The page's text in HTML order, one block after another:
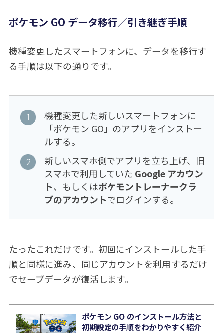
ポケモン GO データ移行／引き継ぎ手順
機種変更したスマートフォンに、データを移行す
る手順は以下の通りです。
機種変更した新しいスマートフォンに
「ポケモン GO」のアプリをインストー
ルする。
新しいスマホ側でアプリを立ち上げ、旧
スマホで利用していた Google アカウン
ト、もしくはポケモントレーナークラ
ブのアカウントでログインする。
たったこれだけです。初回にインストールした手
順と同様に進み、同じアカウントを利用するだけ
でセーブデータが復活します。
ポケモン GO のインストール方法と
初期設定の手順をわかりやすく紹介